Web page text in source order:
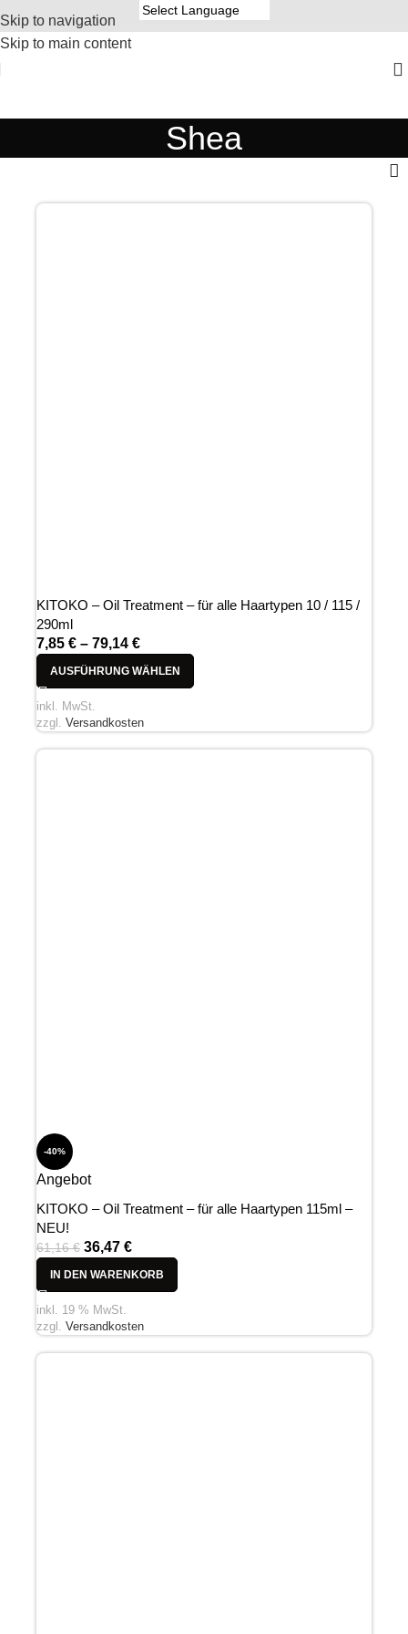
Skip to navigation
Skip to main content
Shea
KITOKO – Oil Treatment – für alle Haartypen 10 / 115 /
290ml
7,85 € – 79,14 €
AUSFÜHRUNG WÄHLEN
inkl. MwSt.
zzgl. Versandkosten
-40%
Angebot
KITOKO – Oil Treatment – für alle Haartypen 115ml –
NEU!
61,16€ 36,47 €
IN DEN WARENKORB
inkl. 19 % MwSt.
zzgl. Versandkosten